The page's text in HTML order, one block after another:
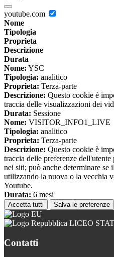
youtube.com
Nome
Tipologia
Proprieta
Descrizione
Durata
Nome: YSC
Tipologia: analitico
Proprieta: Terza-parte
Descrizione: Questo cookie è
traccia delle visualizzazioni dei
Durata: Sessione
Nome: VISITOR_INFO1_LIVE
Tipologia: analitico
Proprieta: Terza-parte
Descrizione: Questo cookie è
traccia delle preferenze
nei siti; può anche determinare se
utilizzando la nuova o la vecchia
Youtube.
Durata: 6 mesi
Accetta tutti Salva le preferenze
LICEO
Contatti